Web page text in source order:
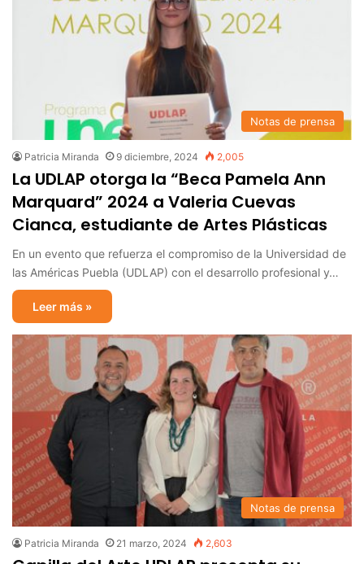
Notas de prensa
Patricia Miranda 9 diciembre, 2024 2,005
La UDLAP otorga la “Beca Pamela Ann
Marquard” 2024 a Valeria Cuevas
Cianca, estudiante de Artes Plásticas
En un evento que refuerza el compromiso de la Universidad de
las Américas Puebla (UDLAP) con el desarrollo profesional y…
Leer más »
Notas de prensa
Patricia Miranda 21 marzo, 2024 2,603